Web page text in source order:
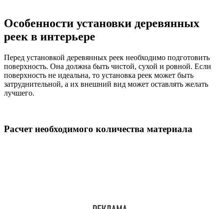
Особенности установки деревянных
реек в интерьере
Перед установкой деревянных реек необходимо подготовить
поверхность. Она должна быть чистой, сухой и ровной. Если
поверхность не идеальна, то установка реек может быть
затруднительной, а их внешний вид может оставлять желать
лучшего.
Расчет необходимого количества материала